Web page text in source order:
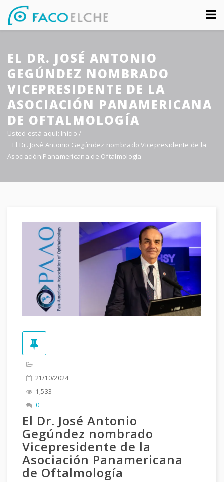
Sobre nosotros
Congreso
Multimedia
Foro FacoElche
Comunicación
Contacto
EL DR. JOSÉ ANTONIO
GEGÚNDEZ NOMBRADO
VICEPRESIDENTE DE LA
ASOCIACIÓN PANAMERICANA
DE OFTALMOLOGÍA
Usted está aquí: Inicio /
El Dr. José Antonio Gegúndez nombrado Vicepresidente de la
Asociación Panamericana de Oftalmología
21/10/2024
1,533
0
El Dr. José Antonio
Gegúndez nombrado
Vicepresidente de la
Asociación Panamericana
de Oftalmología